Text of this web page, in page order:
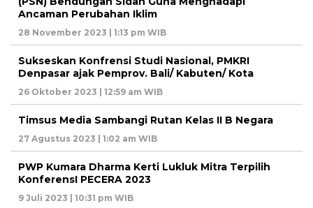
Ancaman Perubahan Iklim
28 November 2023 | 1:13 pm WIB
Sukseskan Konfrensi Studi Nasional, PMKRI
Denpasar ajak Pemprov. Bali/ Kabuten/ Kota
26 Oktober 2023 | 12:59 am WIB
Timsus Media Sambangi Rutan Kelas II B Negara
27 Agustus 2023 | 1:02 am WIB
PWP Kumara Dharma Kerti Lukluk Mitra Terpilih
KonferensI PECERA 2023
9 Juli 2023 | 10:31 pm WIB